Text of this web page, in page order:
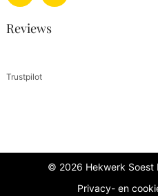
Reviews
Trustpilot
© 2026 Hekwerk Soest
Privacy- en